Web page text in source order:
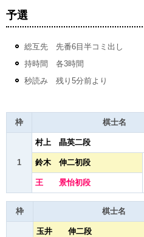
予選
総互先 先番6目半コミ出し
持時間 各3時間
秒読み 残り5分前より
枠 棋士名
1
村上 晶英二段
鈴木 伸二初段
王 景怡初段
枠 棋士名
玉井 伸二段